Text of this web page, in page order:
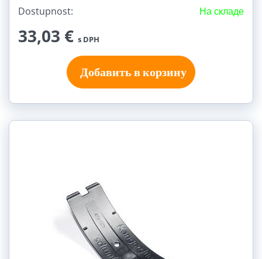
Dostupnost: На складе
33,03 € s DPH
Добавить в корзину